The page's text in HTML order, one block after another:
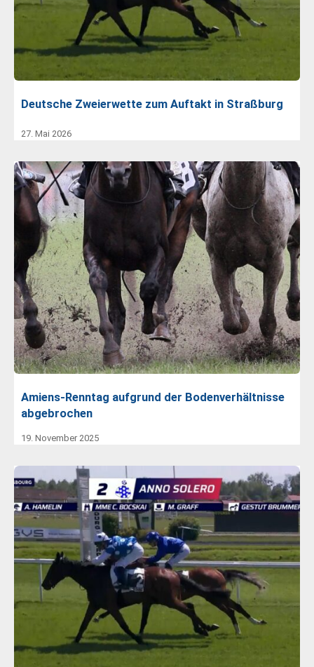
Deutsche Zweierwette zum Auftakt in Straßburg
27. Mai 2026
Amiens-Renntag aufgrund der Bodenverhältnisse
abgebrochen
19. November 2025